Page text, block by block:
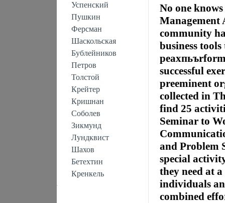
Успенский
Пушкин
Ферсман
Шаскольская
Бублейников
Петров
Толстой
Крейтер
Кришнан
Соболев
Зикмунд
Лундквист
Шахов
Бетехтин
Кренкель
No one
Management
community
business
successful
preeminent
collected in
find 25
Seminar to
and Problem
special
they need at
individuals
combined